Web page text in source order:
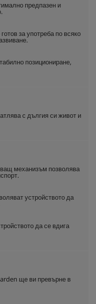
предпазен и
за употреба по всяко
позициониране,
с дългия си живот и
механизъм позволява
устройството да
да се вдига
ще ви превърне в